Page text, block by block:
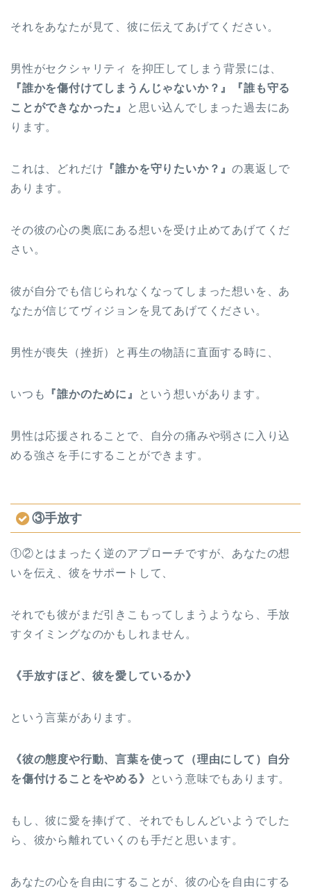
それをあなたが見て、彼に伝えてあげてください。
男性がセクシャリティ を抑圧してしまう背景には、
『誰かを傷付けてしまうんじゃないか？』『誰も守る
ことができなかった』
と思い込んでしまった過去にあ
ります。
これは、どれだけ 『誰かを守りたいか？』の裏返しで
あります。
その彼の心の奥底にある想いを受け止めてあげてくだ
さい。
彼が自分でも信じられなくなってしまった想いを、あ
なたが信じてヴィジョンを見てあげてください。
男性が喪失（挫折）と再生の物語に直面する時に、
いつも 『誰かのために』 という想いがあります。
男性は応援されることで、自分の痛みや弱さに入り込
める強さを手にすることができます。
③手放す
①②とはまったく逆のアプローチですが、あなたの想
いを伝え、彼をサポートして、
それでも彼がまだ引きこもってしまうようなら、手放
すタイミングなのかもしれません。
《手放すほど、彼を愛しているか》
という言葉があります。
《彼の態度や行動、言葉を使って（理由にして）自分
を傷付けることをやめる》
という意味でもあります。
もし、彼に愛を捧げて、それでもしんどいようでした
ら、彼から離れていくのも手だと思います。
あなたの心を自由にすることが、彼の心を自由にする